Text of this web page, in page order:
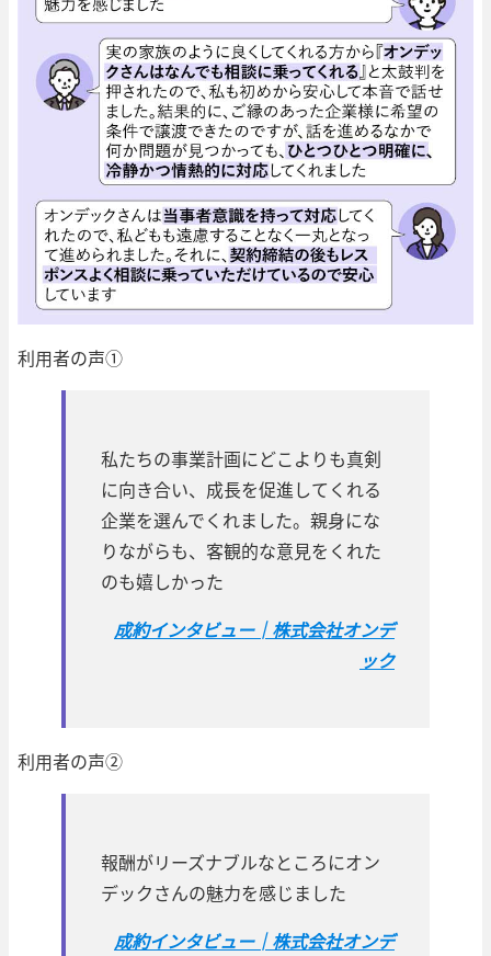
利用者の声①
私たちの事業計画にどこよりも真剣
に向き合い、成長を促進してくれる
企業を選んでくれました。親身にな
りながらも、客観的な意見をくれた
のも嬉しかった
成約インタビュー│株式会社オンデ
ック
利用者の声②
報酬がリーズナブルなところにオン
デックさんの魅力を感じました
成約インタビュー│株式会社オンデ